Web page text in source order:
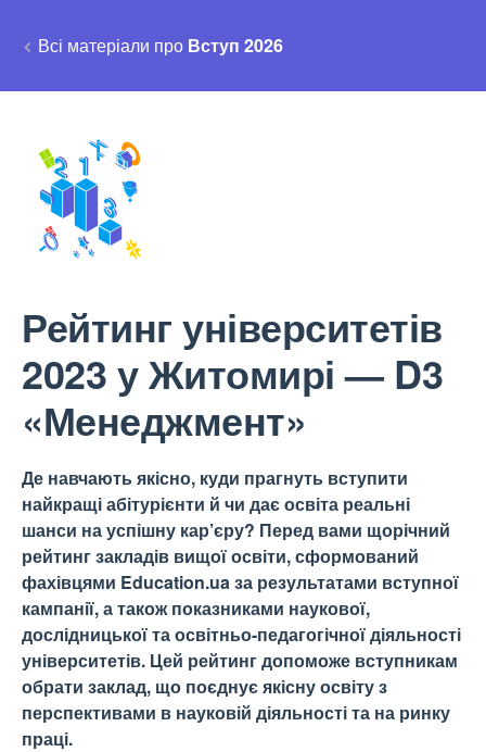
Всі матеріали про Вступ 2026
Рейтинг університетів
2023 у Житомирі — D3
«Менеджмент»
Де навчають якісно, куди прагнуть вступити
найкращі абітурієнти й чи дає освіта реальні
шанси на успішну кар’єру? Перед вами щорічний
рейтинг закладів вищої освіти, сформований
фахівцями Education.ua за результатами вступної
кампанії, а також показниками наукової,
дослідницької та освітньо-педагогічної діяльності
університетів. Цей рейтинг допоможе вступникам
обрати заклад, що поєднує якісну освіту з
перспективами в науковій діяльності та на ринку
праці.